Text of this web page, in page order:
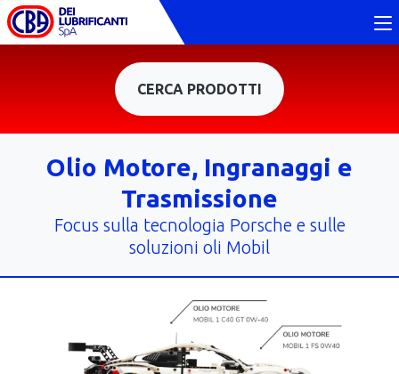
CERCA PRODOTTI
Olio Motore, Ingranaggi e
Trasmissione
Focus sulla tecnologia Porsche e sulle
soluzioni oli Mobil